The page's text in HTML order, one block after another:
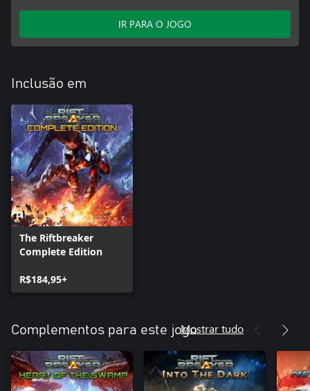
IR PARA O JOGO
Inclusão em
The Riftbreaker
Complete Edition
R$184,95+
Complementos para este jogoMostrar tudo